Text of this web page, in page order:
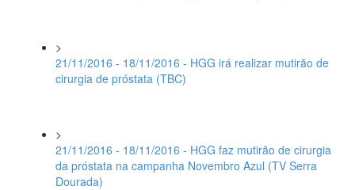
>
21/11/2016 - 18/11/2016 - HGG irá realizar mutirão de
cirurgia de próstata (TBC)
>
21/11/2016 - 18/11/2016 - HGG faz mutirão de cirurgia
da próstata na campanha Novembro Azul (TV Serra
Dourada)